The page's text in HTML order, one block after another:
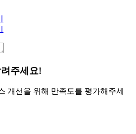
주세요!
개선을 위해 만족도를 평가해주세